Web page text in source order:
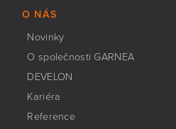
O NÁS
Novinky
O společnosti GARNEA
DEVELON
Kariéra
Reference